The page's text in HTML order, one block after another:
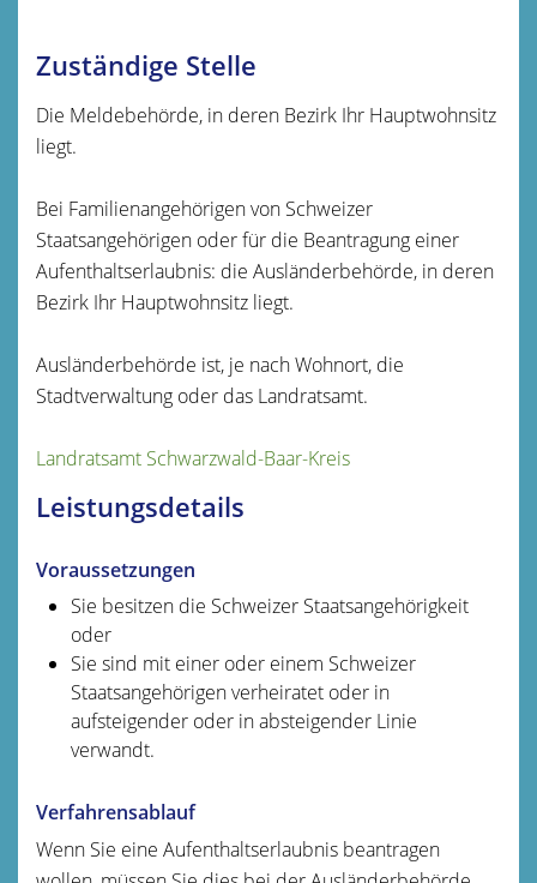
Zuständige Stelle
Die Meldebehörde, in deren Bezirk Ihr Hauptwohnsitz
liegt.
Bei Familienangehörigen von Schweizer
Staatsangehörigen oder für die Beantragung einer
Aufenthaltserlaubnis: die Ausländerbehörde, in deren
Bezirk Ihr Hauptwohnsitz liegt.
Ausländerbehörde ist, je nach Wohnort, die
Stadtverwaltung oder das Landratsamt.
Landratsamt Schwarzwald-Baar-Kreis
Leistungsdetails
Voraussetzungen
Sie besitzen die Schweizer Staatsangehörigkeit
oder
Sie sind mit einer oder einem Schweizer
Staatsangehörigen verheiratet oder in
aufsteigender oder in absteigender Linie
verwandt.
Verfahrensablauf
Wenn Sie eine Aufenthaltserlaubnis beantragen